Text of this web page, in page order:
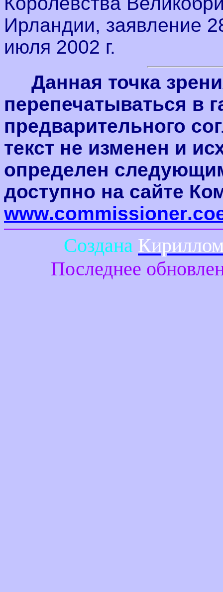
Ирландии, заявление
июля 2002 г.
Данная точка
перепечатываться в
предварительного
текст не изменен и
определен
доступно на сайте
www.commissioner.
Создана
Последнее